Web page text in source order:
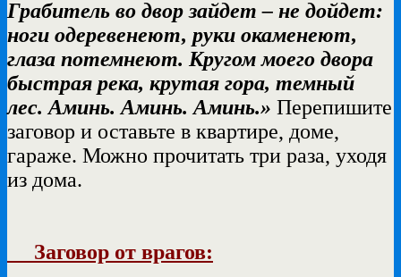
Грабитель во двор зайдет – не дойдет:
ноги одеревенеют, руки окаменеют,
глаза потемнеют. Кругом моего двора
быстрая река, крутая гора, темный
лес. Аминь. Аминь. Аминь.» Перепишите
заговор и оставьте в квартире, доме,
гараже. Можно прочитать три раза, уходя
из дома.
Заговор от врагов: